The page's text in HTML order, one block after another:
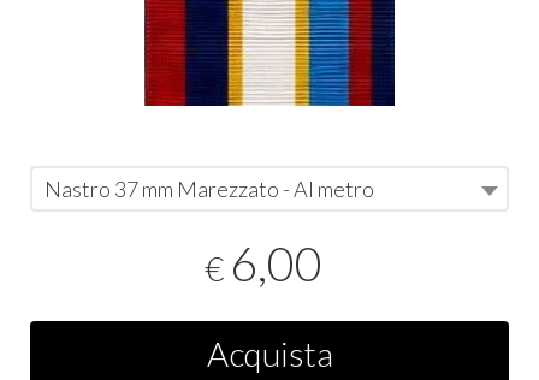
Nastro 37 mm Marezzato - Al metro
€ 6,00
Acquista